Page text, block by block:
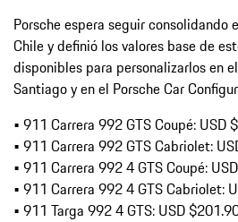
Porsche espera seguir consolidando
Chile y definió los valores base de
disponibles para personalizarlos en
Santiago y en el Porsche Car
• 911 Carrera 992 GTS Coupé: USD
• 911 Carrera 992 GTS Cabriolet:
• 911 Carrera 992 4 GTS Coupé:
• 911 Carrera 992 4 GTS Cabriolet:
• 911 Targa 992 4 GTS: USD